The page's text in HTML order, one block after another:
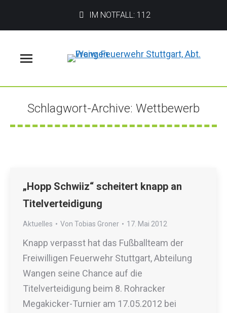
IM NOTFALL: 112
Schlagwort-Archive: Wettbewerb
Sie befinden sich hier:
„Hopp Schwiiz“ scheitert knapp an
Titelverteidigung
Aktuelles Von Tobias Groner 17. Mai 2012
Knapp verpasst hat das Fußballteam der
Freiwilligen Feuerwehr Stuttgart, Abteilung
Wangen seine Chance auf die
Titelverteidigung beim 8. Rohracker
Megakicker-Turnier am 17.05.2012 bei